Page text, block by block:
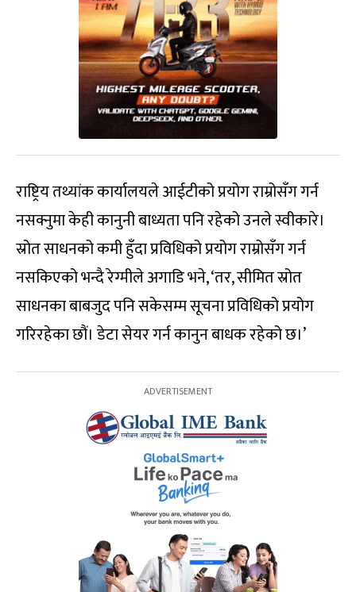
राष्ट्रिय तथ्यांक कार्यालयले आईटीको प्रयोग राम्रोसँग गर्न
नसक्नुमा केही कानुनी बाध्यता पनि रहेको उनले स्वीकारे।
स्रोत साधनको कमी हुँदा प्रविधिको प्रयोग राम्रोसँग गर्न
नसकिएको भन्दै रेग्मीले अगाडि भने, ‘तर, सीमित स्रोत
साधनका बाबजुद पनि सकेसम्म सूचना प्रविधिको प्रयोग
गरिरहेका छौं। डेटा सेयर गर्न कानुन बाधक रहेको छ।’